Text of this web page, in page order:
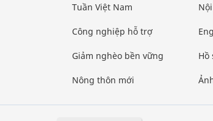
Tuần Việt Nam
Công nghiệp hỗ trợ
Giảm nghèo bền vững
Nông thôn mới
Hồ